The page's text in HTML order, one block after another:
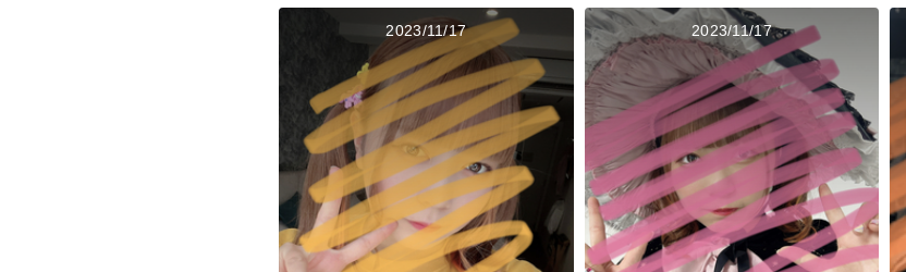
2023/11/17 2023/11/17